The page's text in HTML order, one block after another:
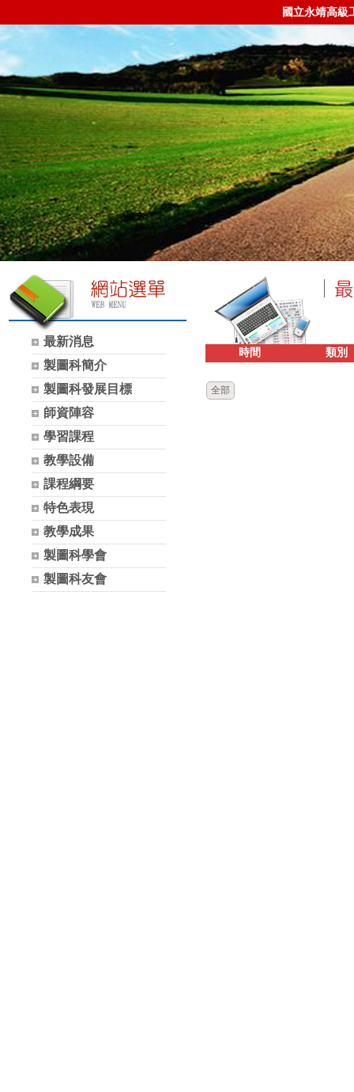
國立永靖高級
最新消息
製圖科簡介
製圖科發展目標
師資陣容
學習課程
教學設備
課程綱要
特色表現
教學成果
製圖科學會
製圖科友會
時間 類別
全部